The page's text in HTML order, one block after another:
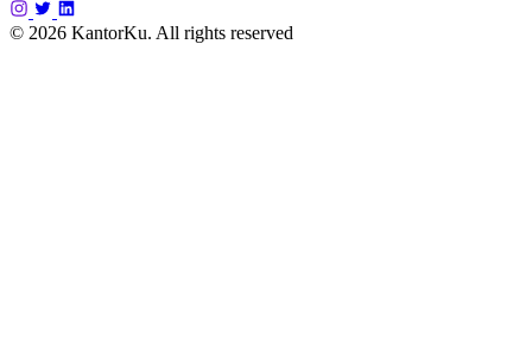
© 2026 KantorKu. All rights reserved